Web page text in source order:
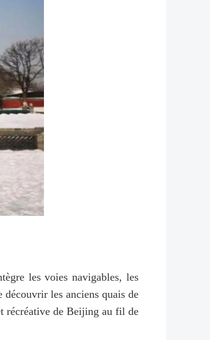
les voies navigables, les
les anciens quais de
récréative de Beijing au fil de